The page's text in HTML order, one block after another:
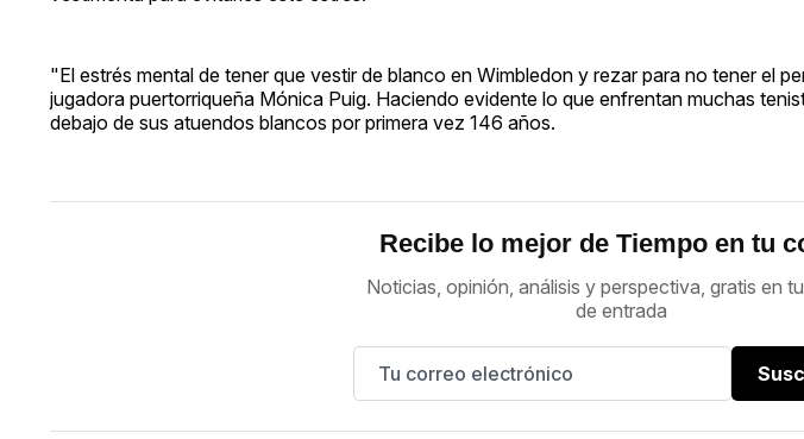
"El estrés mental de tener que vestir de blanco en Wimbledon y rezar para no tener el
jugadora puertorriqueña Mónica Puig. Haciendo evidente lo que enfrentan muchas
debajo de sus atuendos blancos por primera vez 146 años.
Recibe lo mejor de Tiempo en tu
Noticias, opinión, análisis y perspectiva, gratis en
de entrada